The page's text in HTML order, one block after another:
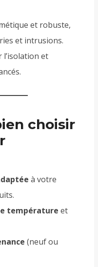
et robuste,
et intrusions.
l’isolation et
choisir
à votre
température et
(neuf ou